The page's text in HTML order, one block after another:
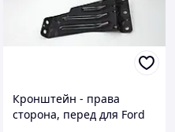
Кронштейн - права
сторона, перед для Ford